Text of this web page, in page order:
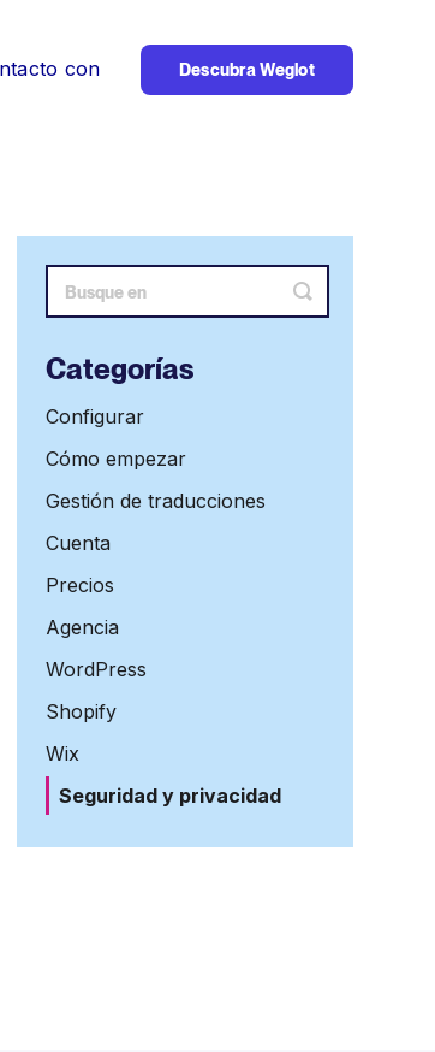
con Descubra Weglot
Alternar
búsqueda
Categorías
Configurar
Cómo empezar
Gestión de traducciones
Cuenta
Precios
Agencia
WordPress
Shopify
Wix
Seguridad y privacidad